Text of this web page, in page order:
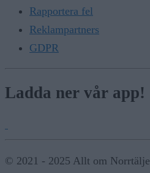
Rapportera fel
Reklampartners
GDPR
Ladda ner vår app!
© 2021 - 2025 Allt om Norrtälje